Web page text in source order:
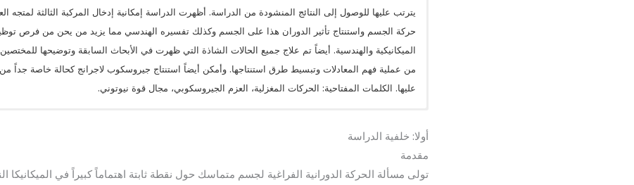
يترتب عليها للوصول إلى النتائج المنشودة من الدراسة. أظهرت الدراسة إمكانية إدخال المركبة الثالثة
حركة الجسم واستنتاج تأثير الدوران هذا على الجسم وكذلك تفسيره الهندسي مما يزيد من يحن من فرص
الميكانيكية والهندسية. أيضاً تم علاج جميع الحالات الشاذة التي ظهرت في الأبحاث السابقة وتوضيحها
من عملية فهم المعادلات وتبسيط طرق استنتاجها. وأمكن أيضاً استنتاج جيروسكوب لاجرانج كحالة خاصة جداً من
عليها. الكلمات المفتاحية: الحركات المغزلية، العزم الجيروسكوبي، مجال قوة نيوتوني.
أولا: خلفية الدراسة
مقدمة
تولى مسألة الحركة الدورانية الفراغية لجسم متماسك حول نقطة ثابتة اهتماماً كبيراً في الميكانيكا